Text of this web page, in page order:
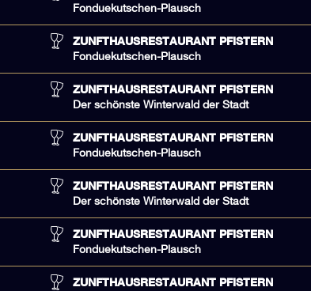
Fonduekutschen-Plausch
ZUNFTHAUSRESTAURANT PFISTERN
Fonduekutschen-Plausch
ZUNFTHAUSRESTAURANT PFISTERN
Der schönste Winterwald der Stadt
ZUNFTHAUSRESTAURANT PFISTERN
Fonduekutschen-Plausch
ZUNFTHAUSRESTAURANT PFISTERN
Der schönste Winterwald der Stadt
ZUNFTHAUSRESTAURANT PFISTERN
Fonduekutschen-Plausch
ZUNFTHAUSRESTAURANT PFISTERN